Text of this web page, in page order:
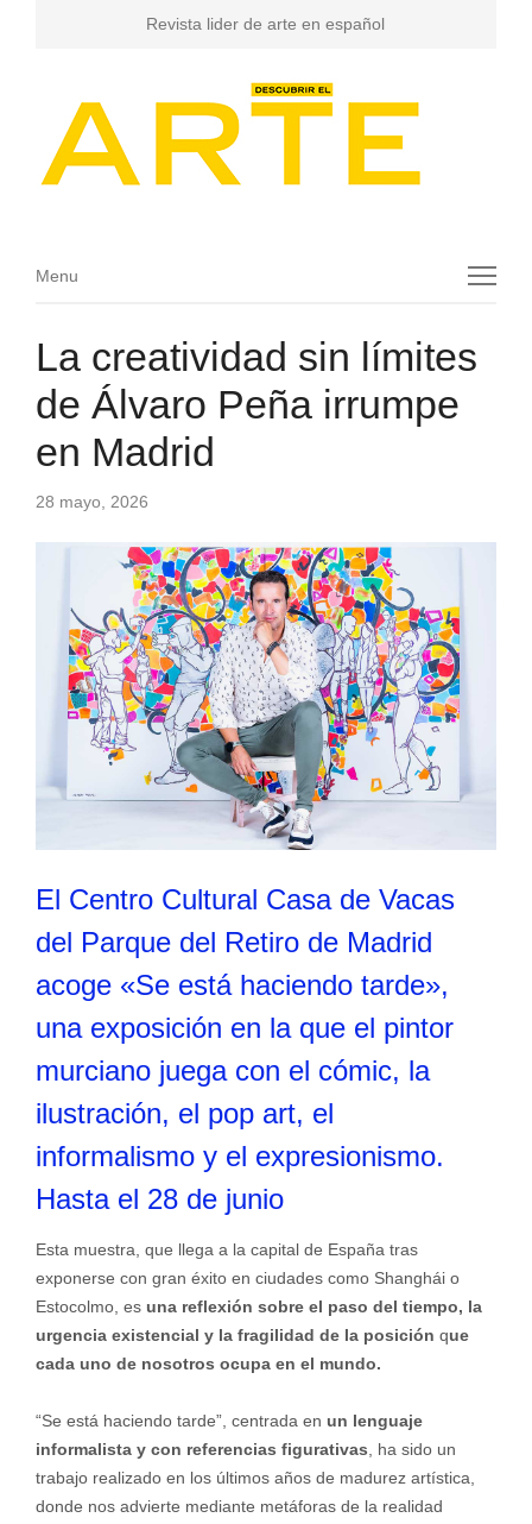
Revista lider de arte en español
Menu
Menu
La creatividad sin límites
de Álvaro Peña irrumpe
en Madrid
28 mayo, 2026
El Centro Cultural Casa de Vacas
del Parque del Retiro de Madrid
acoge «Se está haciendo tarde»,
una exposición en la que el pintor
murciano juega con el cómic, la
ilustración, el pop art, el
informalismo y el expresionismo.
Hasta el 28 de junio
Esta muestra, que llega a la capital de España tras
exponerse con gran éxito en ciudades como Shanghái o
Estocolmo, es una reflexión sobre el paso del tiempo, la
urgencia existencial y la fragilidad de la posición que
cada uno de nosotros ocupa en el mundo.
“Se está haciendo tarde”, centrada en un lenguaje
informalista y con referencias figurativas , ha sido un
trabajo realizado en los últimos años de madurez artística,
donde nos advierte mediante metáforas de la realidad